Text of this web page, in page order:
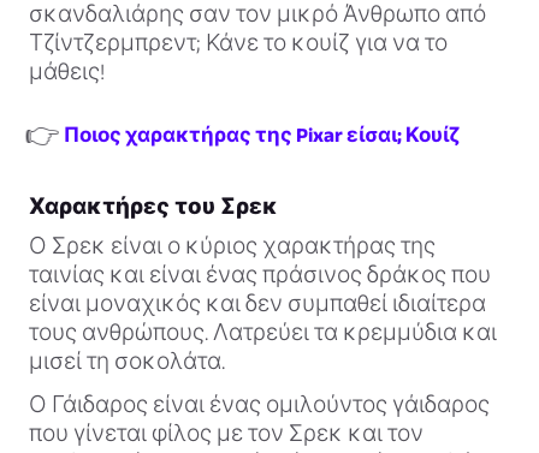
σκανδαλιάρης σαν τον μικρό Άνθρωπο από
Τζίντζερμπρεντ; Κάνε το κουίζ για να το
μάθεις!
👉 Ποιος χαρακτήρας της Pixar είσαι; Κουίζ
Χαρακτήρες του Σρεκ
Ο Σρεκ είναι ο κύριος χαρακτήρας της
ταινίας και είναι ένας πράσινος δράκος που
είναι μοναχικός και δεν συμπαθεί ιδιαίτερα
τους ανθρώπους. Λατρεύει τα κρεμμύδια και
μισεί τη σοκολάτα.
Ο Γάιδαρος είναι ένας ομιλούντος γάιδαρος
που γίνεται φίλος με τον Σρεκ και τον